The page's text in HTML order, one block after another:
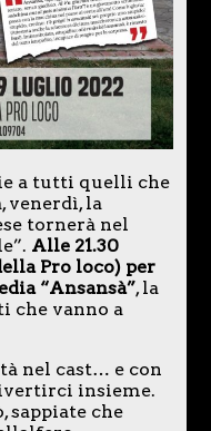
a tutti quelli che
venerdì, la
tornerà nel
Alle 21.30
Pro loco) per
“Ansansà”, la
che vanno a
nel cast… e con
insieme.
sappiate che